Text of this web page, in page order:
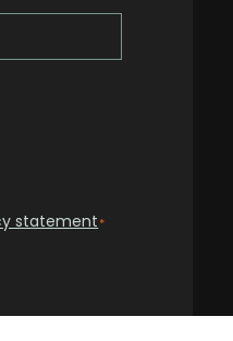
statement*